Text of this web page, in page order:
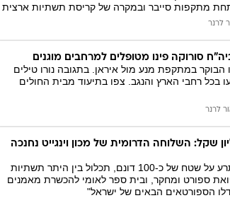
מתקפות סייבר ובמקרה של קריסת תשתיות ארצית
לרנר
סורוקה פינו מטופלים למרחבים מוגנים
במתקפת מנע מול איראן. בתגובה נורו טילים
בכל רחבי הארץ והנגב. צפו בתיעוד מבית החולים
לרנר
של כ-800 מיליון שקל: השלוחה הדרומית של מכון וינגייט נחנכה
שלוחת וינגייט דרום, שתשתרע על שטח של כ-100 דונם, תכלול בין היתר תשתיות
ספורט ומחקר, ובית ספר לאומי להכשרת מאמנים
הספורטאים הבאים של ישראל"